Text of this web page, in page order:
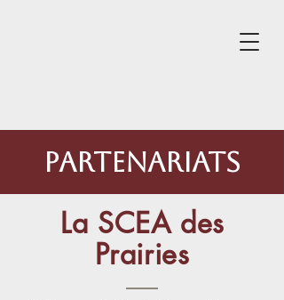
PARTENARIATS
La SCEA des
Prairies